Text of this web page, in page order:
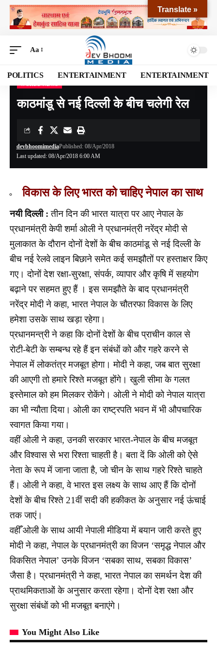
Aa
POLITICS ENTERTAINMENT ENTERTAINMENT
Devbhoomi Media> Blog> World News>काठमांडू से नई दिल्ली के बीच चलेगी रेल
काठमांडू से नई दिल्ली के बीच चलेगी रेल
Last updated: 08/Apr/2018 6:00 AM
devbhoomimediaPublished: 08/Apr/2018
विकास के लिए भारत को चाहिए नेपाल का साथ
नयी दिल्ली : तीन दिन की भारत यात्रा पर आए नेपाल के
प्रधानमंत्री केपी शर्मा ओली ने प्रधानमंत्री नरेंद्र मोदी से
मुलाकात के दौरान दोनों देशों के बीच काठमांडू से नई दिल्ली के
बीच नई रेलवे लाइन बिछाने समेत कई समझौतों पर हस्ताक्षर किए
गए। दोनों देश रक्षा-सुरक्षा, संपर्क, व्यापार और कृषि में सहयोग
बढ़ाने पर सहमत हुए हैं । इस समझौते के बाद प्रधानमंत्री
नरेंद्र मोदी ने कहा, भारत नेपाल के चौतरफा विकास के लिए
हमेशा उसके साथ खड़ा रहेगा।
प्रधानमन्त्री ने कहा कि दोनों देशों के बीच प्राचीन काल से
रोटी-बेटी के सम्बन्ध रहे हैं इन संबंधों को और गहरे करने से
नेपाल में लोकतंत्र मजबूत होगा। मोदी ने कहा, जब बात सुरक्षा
की आएगी तो हमारे रिश्ते मजबूत होंगे। खुली सीमा के गलत
इस्तेमाल को हम मिलकर रोकेंगे। ओली ने मोदी को नेपाल यात्रा
का भी न्यौता दिया। ओली का राष्ट्रपति भवन में भी औपचारिक
स्वागत किया गया।
वहीं ओली ने कहा, उनकी सरकार भारत-नेपाल के बीच मजबूत
और विश्वास से भरा रिश्ता चाहती है। बता दें कि ओली को ऐसे
नेता के रूप में जाना जाता है, जो चीन के साथ गहरे रिश्ते चाहते
हैं। ओली ने कहा, वे भारत इस लक्ष्य के साथ आए हैं कि दोनों
देशों के बीच रिश्ते 21वीं सदी की हकीकत के अनुसार नई ऊंचाई
तक जाएं।
वहीँ ओली के साथ आयी नेपाली मीडिया में बयान जारी करते हुए
मोदी ने कहा, नेपाल के प्रधानमंत्री का विजन ‘समृद्ध नेपाल और
विकसित नेपाल’ उनके विजन ‘सबका साथ, सबका विकास’
जैसा है। प्रधानमंत्री ने कहा, भारत नेपाल का समर्थन देश की
प्राथमिकताओं के अनुसार करता रहेगा। दोनों देश रक्षा और
सुरक्षा संबंधों को भी मजबूत बनाएंगे।
You Might Also Like
Translate »